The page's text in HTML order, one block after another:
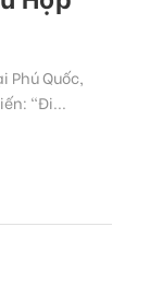
Phú Quốc,
“Đi...